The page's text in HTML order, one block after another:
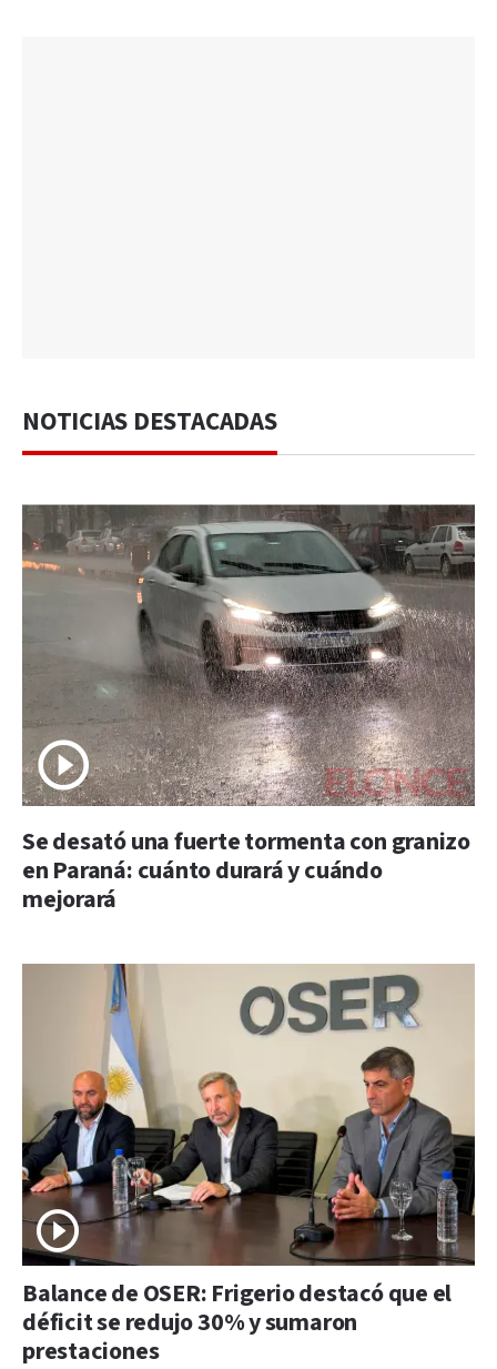
NOTICIAS DESTACADAS
Se desató una fuerte tormenta con granizo
en Paraná: cuánto durará y cuándo
mejorará
Balance de OSER: Frigerio destacó que el
déficit se redujo 30% y sumaron
prestaciones